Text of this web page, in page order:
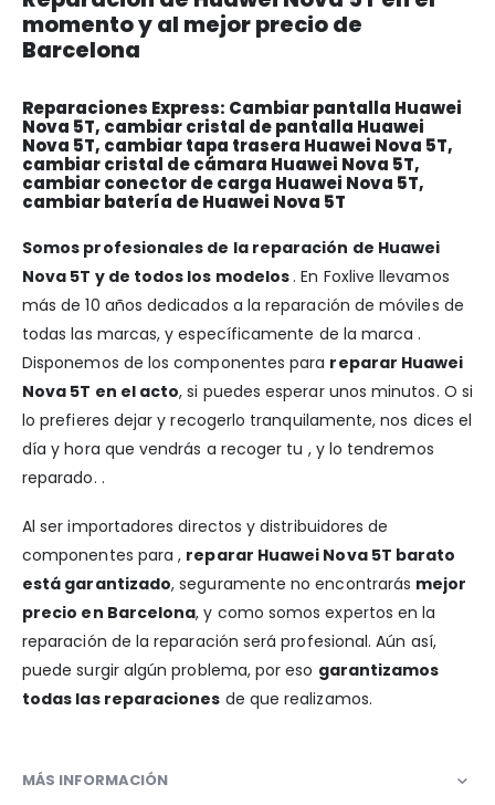
momento y al mejor precio de
Barcelona
Reparaciones Express: Cambiar pantalla Huawei
Nova 5T, cambiar cristal de pantalla Huawei
Nova 5T, cambiar tapa trasera Huawei Nova 5T,
cambiar cristal de cámara Huawei Nova 5T,
cambiar conector de carga Huawei Nova 5T,
cambiar batería de Huawei Nova 5T
Somos profesionales de la reparación de Huawei
Nova 5T y de todos los modelos. En Foxlive llevamos
más de 10 años dedicados a la reparación de móviles de
todas las marcas, y específicamente de la marca .
Disponemos de los componentes para reparar Huawei
Nova 5T en el acto, si puedes esperar unos minutos. O si
lo prefieres dejar y recogerlo tranquilamente, nos dices el
día y hora que vendrás a recoger tu , y lo tendremos
reparado. .
Al ser importadores directos y distribuidores de
componentes para , reparar Huawei Nova 5T barato
está garantizado, seguramente no encontrarás mejor
precio en Barcelona, y como somos expertos en la
reparación de la reparación será profesional. Aún así,
puede surgir algún problema, por eso garantizamos
todas las reparaciones de que realizamos.
MÁS INFORMACIÓN